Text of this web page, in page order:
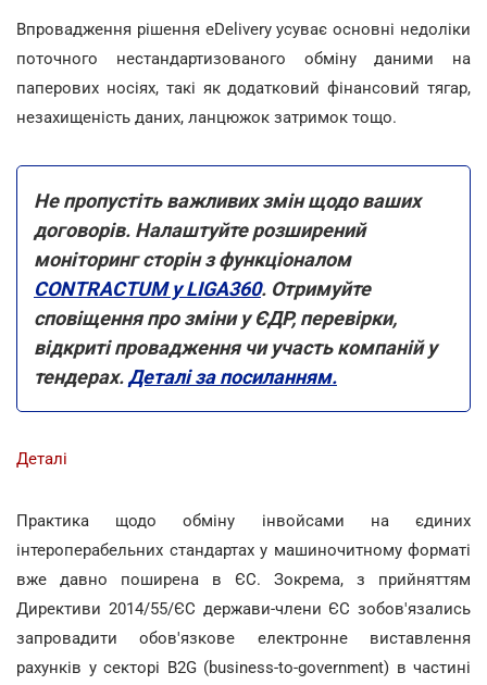
Впровадження рішення eDelivery усуває основні недоліки
поточного нестандартизованого обміну даними на
паперових носіях, такі як додатковий фінансовий тягар,
незахищеність даних, ланцюжок затримок тощо.
Не пропустіть важливих змін щодо ваших
договорів. Налаштуйте розширений
моніторинг сторін з функціоналом
CONTRACTUM у LIGA360. Отримуйте
сповіщення про зміни у ЄДР, перевірки,
відкриті провадження чи участь компаній у
тендерах.Деталі за посиланням.
Деталі
Практика щодо обміну інвойсами на єдиних
інтероперабельних стандартах у машиночитному форматі
вже давно поширена в ЄС. Зокрема, з прийняттям
Директиви 2014/55/ЄС держави-члени ЄС зобов'язались
запровадити обов'язкове електронне виставлення
рахунків у секторі B2G (business-to-government) в частині